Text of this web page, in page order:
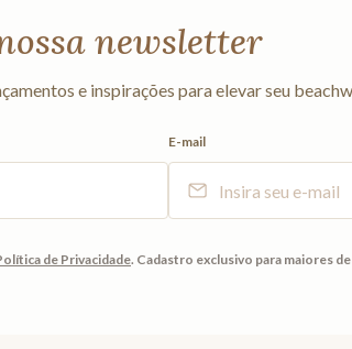
newsletter
e inspirações para elevar seu
E-mail
de Privacidade. Cadastro exclusivo para maiores de